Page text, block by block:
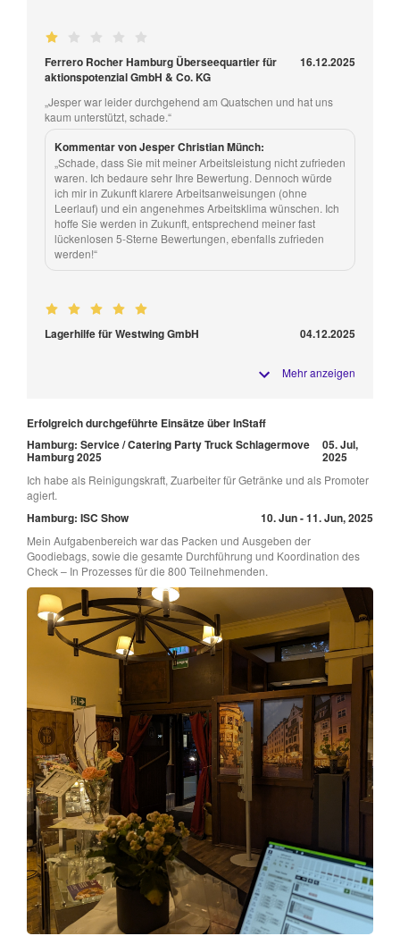
Ferrero Rocher Hamburg Überseequartier für
aktionspotenzial GmbH & Co. KG
16.12.2025
„Jesper war leider durchgehend am Quatschen und hat uns
kaum unterstützt, schade.“
Kommentar von Jesper Christian Münch:
„Schade, dass Sie mit meiner Arbeitsleistung nicht zufrieden
waren. Ich bedaure sehr Ihre Bewertung. Dennoch würde
ich mir in Zukunft klarere Arbeitsanweisungen (ohne
Leerlauf) und ein angenehmes Arbeitsklima wünschen. Ich
hoffe Sie werden in Zukunft, entsprechend meiner fast
lückenlosen 5-Sterne Bewertungen, ebenfalls zufrieden
werden!“
Lagerhilfe für Westwing GmbH 04.12.2025
Mehr anzeigen
Erfolgreich durchgeführte Einsätze über InStaff
Hamburg: Service / Catering Party Truck Schlagermove
Hamburg 2025
05. Jul,
2025
Ich habe als Reinigungskraft, Zuarbeiter für Getränke und als Promoter
agiert.
Hamburg: ISC Show 10. Jun - 11. Jun, 2025
Mein Aufgabenbereich war das Packen und Ausgeben der
Goodiebags, sowie die gesamte Durchführung und Koordination des
Check – In Prozesses für die 800 Teilnehmenden.